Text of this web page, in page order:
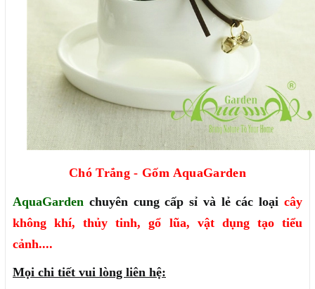
Chó Trắng - Gốm AquaGarden
AquaGarden chuyên cung cấp sỉ và lẻ các loại cây
không khí, thủy tinh, gổ lũa, vật dụng tạo tiểu
cảnh....
Mọi chi tiết vui lòng liên hệ: